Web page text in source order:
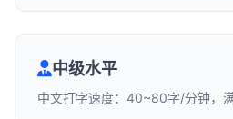
中级水平
中文打字速度：40~80字/分钟，